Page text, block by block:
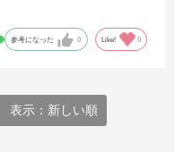
参考になった 0 Like! 0
表示：新しい順